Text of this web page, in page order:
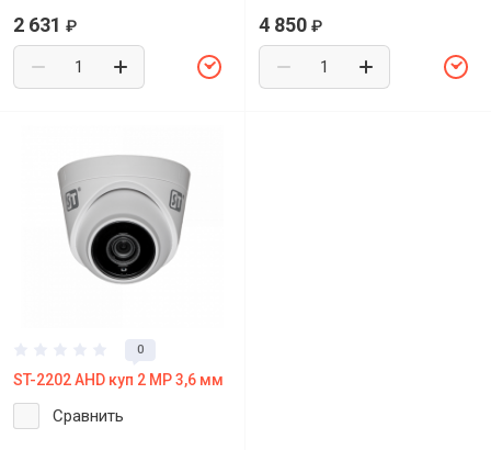
2 631 ₽ 4 850 ₽
0
ST-2202 AHD куп 2 МР 3,6 мм
Сравнить